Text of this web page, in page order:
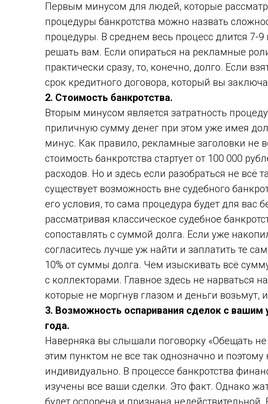
Первым минусом для людей, которые
процедуры банкротства можно назвать
процедуры. В среднем весь процесс длится 7-
решать вам. Если опираться на рекламные
практически сразу, то, конечно, долго. Если
срок кредитного договора, который вы
2. Стоимость банкротства.
Вторым минусом является затратность
приличную сумму денег при этом уже имея
минус. Как правило, рекламные заголовки не
стоимость банкротства стартует от 100 000
расходов. Но и здесь если разобраться не всё
существует возможность вне судебного
его условия, то сама процедура будет для вас
рассматривая классическое судебное
сопоставлять с суммой долга. Если уже
согласитесь лучше уж найти и заплатить те
10% от суммы долга. Чем изыскивать всё
с коллекторами. Главное здесь не нарваться
которые не моргнув глазом и деньги возьмут,
3. Возможность оспаривания сделок с вашим
года.
Наверняка вы слышали поговорку «Обещать не
этим пунктом не все так однозначно и поэтому
индивидуально. В процессе банкротства
изучены все ваши сделки. Это факт. Однако
будет оспорена и признана